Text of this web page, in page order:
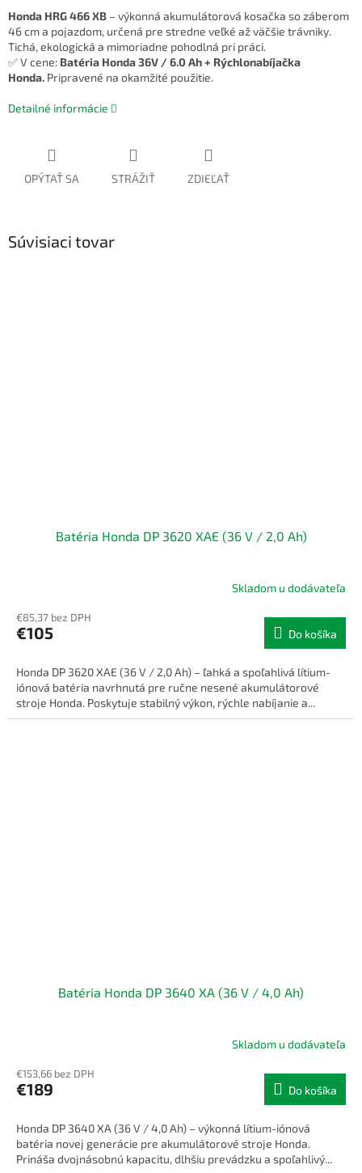
Honda HRG 466 XB – výkonná akumulátorová kosačka so záberom
46 cm a pojazdom, určená pre stredne veľké až väčšie trávniky.
Tichá, ekologická a mimoriadne pohodlná pri práci.
✅ V cene: Batéria Honda 36V / 6.0 Ah + Rýchlonabíjačka
Honda. Pripravené na okamžité použitie.
Detailné informácie
OPÝTAŤ SA STRÁŽIŤ ZDIEĽAŤ
Súvisiaci tovar
Batéria Honda DP 3620 XAE (36 V / 2,0 Ah)
Skladom u dodávateľa
€85,37 bez DPH
€105 Do košíka
Honda DP 3620 XAE (36 V / 2,0 Ah) – ľahká a spoľahlivá lítium-
iónová batéria navrhnutá pre ručne nesené akumulátorové
stroje Honda. Poskytuje stabilný výkon, rýchle nabíjanie a...
Batéria Honda DP 3640 XA (36 V / 4,0 Ah)
Skladom u dodávateľa
€153,66 bez DPH
€189 Do košíka
Honda DP 3640 XA (36 V / 4,0 Ah) – výkonná lítium-iónová
batéria novej generácie pre akumulátorové stroje Honda.
Prináša dvojnásobnú kapacitu, dlhšiu prevádzku a spoľahlivý...